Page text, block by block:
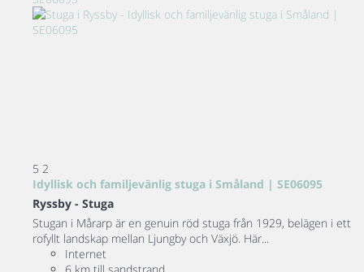
5 2
Idyllisk och familjevänlig stuga i Småland | SE06095
Ryssby - Stuga
Stugan i Mårarp är en genuin röd stuga från 1929, belägen i ett
rofyllt landskap mellan Ljungby och Växjö. Här...
Internet